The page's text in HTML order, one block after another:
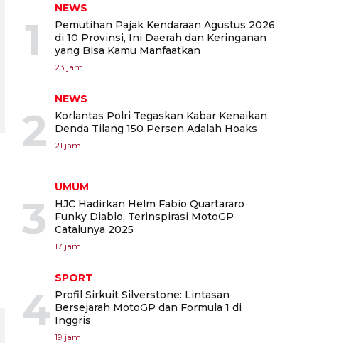
1
NEWS
Pemutihan Pajak Kendaraan Agustus 2026
di 10 Provinsi, Ini Daerah dan Keringanan
yang Bisa Kamu Manfaatkan
23 jam
2
NEWS
Korlantas Polri Tegaskan Kabar Kenaikan
Denda Tilang 150 Persen Adalah Hoaks
21 jam
3
UMUM
HJC Hadirkan Helm Fabio Quartararo
Funky Diablo, Terinspirasi MotoGP
Catalunya 2025
17 jam
4
SPORT
Profil Sirkuit Silverstone: Lintasan
Bersejarah MotoGP dan Formula 1 di
Inggris
19 jam